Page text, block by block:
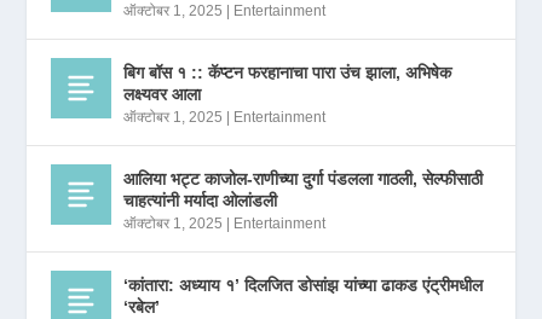
ऑक्टोबर 1, 2025 Entertainment
बिग बॉस १ :: कॅप्टन फरहानाचा पारा उंच झाला, अभिषेक
लक्ष्यवर आला
ऑक्टोबर 1, 2025 Entertainment
आलिया भट्ट काजोल-राणीच्या दुर्गा पंडलला गाठली, सेल्फीसाठी
चाहत्यांनी मर्यादा ओलांडली
ऑक्टोबर 1, 2025 Entertainment
‘कांतारा: अध्याय १’ दिलजित डोसांझ यांच्या ढाकड एंट्रीमधील
‘रबेल’